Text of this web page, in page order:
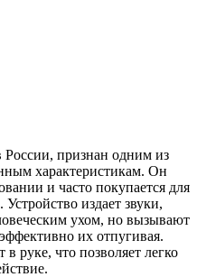
России, признан одним из
характеристикам. Он
и часто покупается для
издает звуки,
ухом, но вызывают
их отпугивая.
руке, что позволяет легко